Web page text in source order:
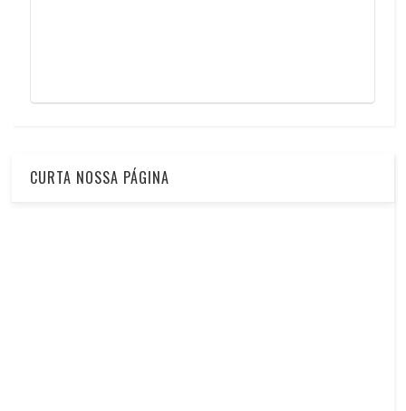
CURTA NOSSA PÁGINA